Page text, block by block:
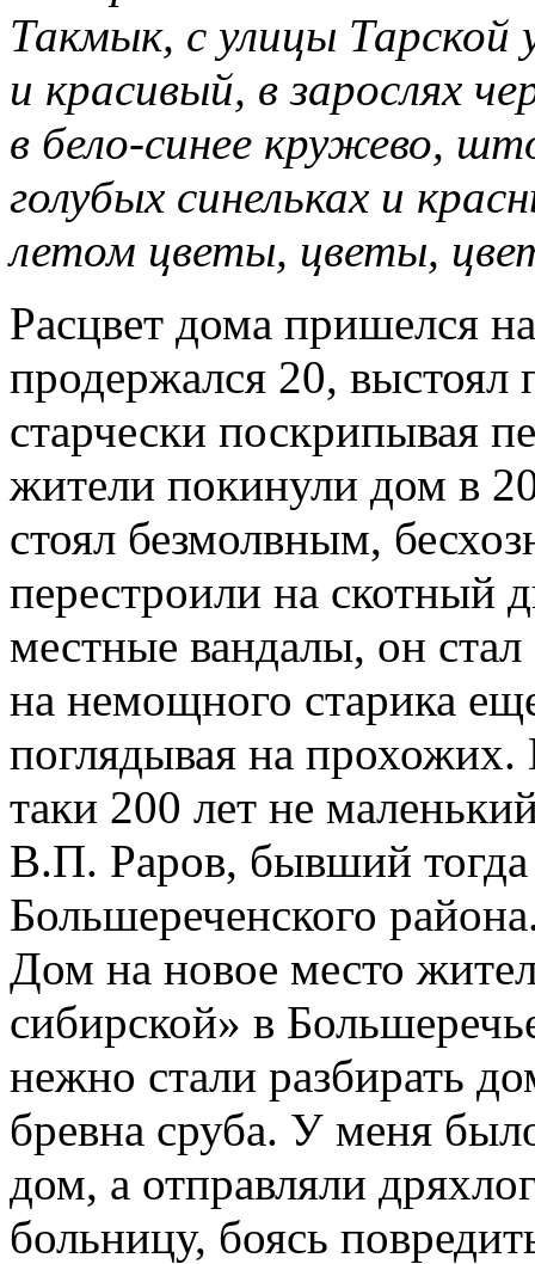
Такмык, с улицы
и красивый, в зарослях
в бело-синее кружево,
голубых синельках и
летом цветы, цветы,
Расцвет дома пришелся
продержался 20, выстоял
старчески поскрипывая
жители покинули дом в
стоял безмолвным,
перестроили на скотный
местные вандалы, он стал
на немощного старика
поглядывая на прохожих.
таки 200 лет не
В.П. Раров, бывший тогда
Большереченского
Дом на новое место
сибирской» в
нежно стали разбирать
бревна сруба. У меня
дом, а отправляли
больницу, боясь